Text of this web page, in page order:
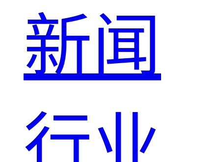
新闻
行业